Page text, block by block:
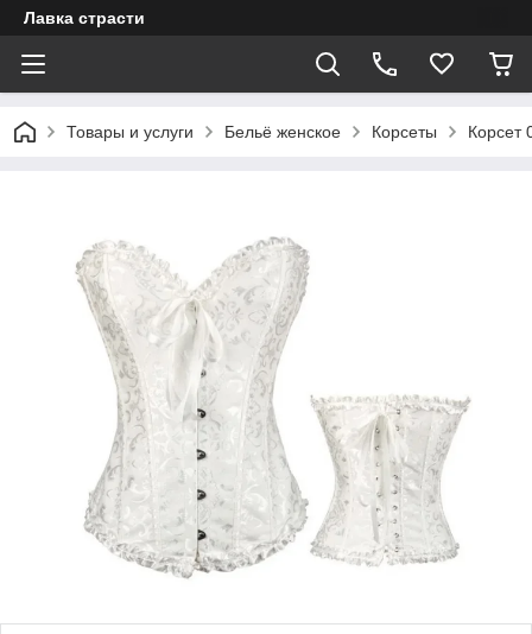
Лавка страсти
Товары и услуги Бельё женское Корсеты Корсет